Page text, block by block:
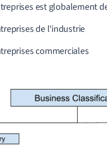
est globalement
de l'industrie
commerciales